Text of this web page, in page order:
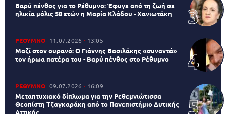
Βαρύ πένθος για το Ρέθυμνο: Έφυγε από τη ζωή σε
ηλικία μόλις 58 ετών η Μαρία Κλάδου - Χανιωτάκη
ΡΕΘΥΜΝΟ 11.07.2026 13:05
Μαζί στον ουρανό: Ο Γιάννης Βασιλάκης «συναντά»
τον ήρωα πατέρα του - Βαρύ πένθος στο Ρέθυμνο
ΡΕΘΥΜΝΟ 09.07.2026 16:09
Μεταπτυχιακό δίπλωμα για την Ρεθεμνιώτισσα
Θεοπίστη Τζαγκαράκη από το Πανεπιστήμιο Δυτικής
Αττικής